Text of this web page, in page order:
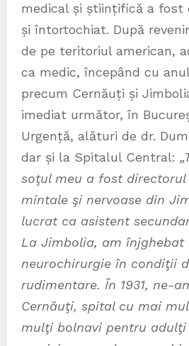
medical și științifică a fost
și întortochiat. După
de pe teritoriul american,
ca medic, începând cu
precum Cernăuți și
imediat următor, în
Urgență, alături de dr.
dar și la Spitalul Central:
soţul meu a fost
mintale şi nervoase din
lucrat ca asistent
La Jimbolia, am înjghebat
neurochirurgie în condiţii
rudimentare. În 1931, ne-
Cernăuţi, spital cu mai
mulţi bolnavi pentru